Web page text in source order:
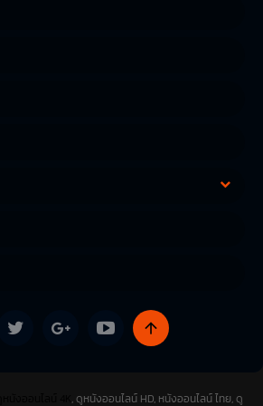
, ดูหนังออนไลน์ HD, หนังออนไลน์ ไทย, ดู